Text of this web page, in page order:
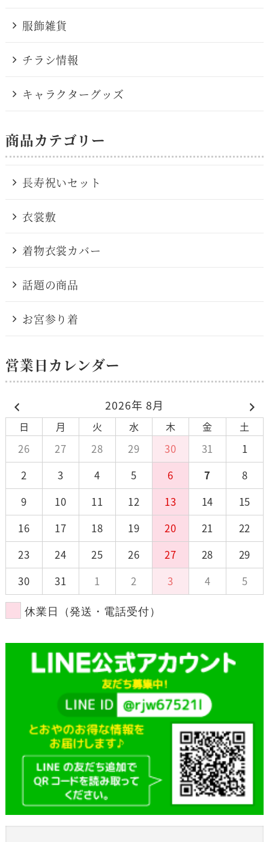
服飾雑貨
チラシ情報
キャラクターグッズ
商品カテゴリー
長寿祝いセット
衣裳敷
着物衣裳カバー
話題の商品
お宮参り着
営業日カレンダー
2026年 8月
日 月 火 水 木 金
土
26
27 28 29 30 31
1
2
3 4 5 6 7
8
9
10 11 12 13 14
15
16
17 18 19 20 21
22
23
24 25 26 27 28
29
30
31 1 2 3 4 5
休業日（発送・電話受付）